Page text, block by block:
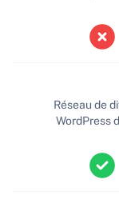
Réseau de
WordPress